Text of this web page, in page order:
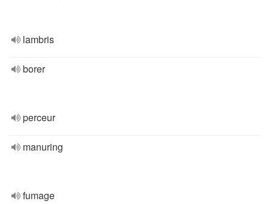
lambris
borer
perceur
manuring
fumage